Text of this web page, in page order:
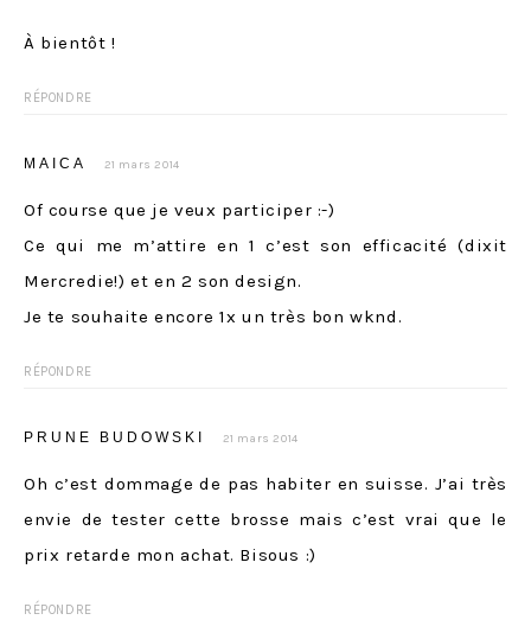
À bientôt !
RÉPONDRE
MAICA 21 mars 2014
Of course que je veux participer :-)
Ce qui me m’attire en 1 c’est son efficacité (dixit
Mercredie!) et en 2 son design.
Je te souhaite encore 1x un très bon wknd.
RÉPONDRE
PRUNE BUDOWSKI 21 mars 2014
Oh c’est dommage de pas habiter en suisse. J’ai très
envie de tester cette brosse mais c’est vrai que le
prix retarde mon achat. Bisous :)
RÉPONDRE